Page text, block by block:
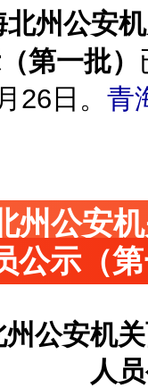
北州公安
第一批）
26日。 青
州公安
公示（
公安机
人